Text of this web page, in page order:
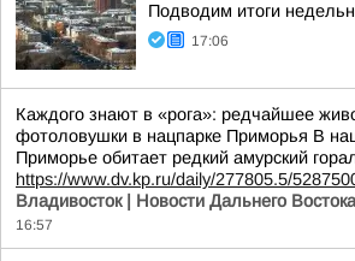
Подводим итоги
17:06
Каждого знают в «рога»: редчайшее
фотоловушки в нацпарке Приморья В
Приморье обитает редкий амурский
https://www.dv.kp.ru/daily/277805.5/
Владивосток | Новости Дальнего Востока
16:57